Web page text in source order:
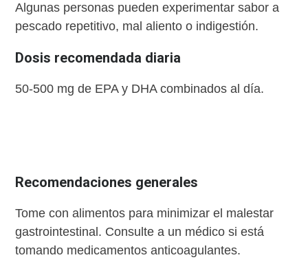
Algunas personas pueden experimentar sabor a
pescado repetitivo, mal aliento o indigestión.
Dosis recomendada diaria
50-500 mg de EPA y DHA combinados al día.
Recomendaciones generales
Tome con alimentos para minimizar el malestar
gastrointestinal. Consulte a un médico si está
tomando medicamentos anticoagulantes.